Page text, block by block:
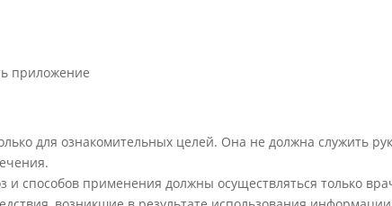
для ознакомительных целей. Она не должна служить
способов применения должны осуществляться только